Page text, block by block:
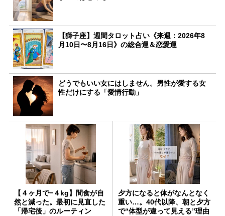
【獅子座】週間タロット占い《来週：2026年8
月10日〜8月16日》の総合運＆恋愛運
どうでもいい女にはしません。男性が愛する女
性だけにする「愛情行動」
【４ヶ月で−４kg】間食が自
然と減った。最初に見直した
「帰宅後」のルーティン
夕方になると体がなんとなく
重い…。40代以降、朝と夕方
で“体型が違って見える”理由